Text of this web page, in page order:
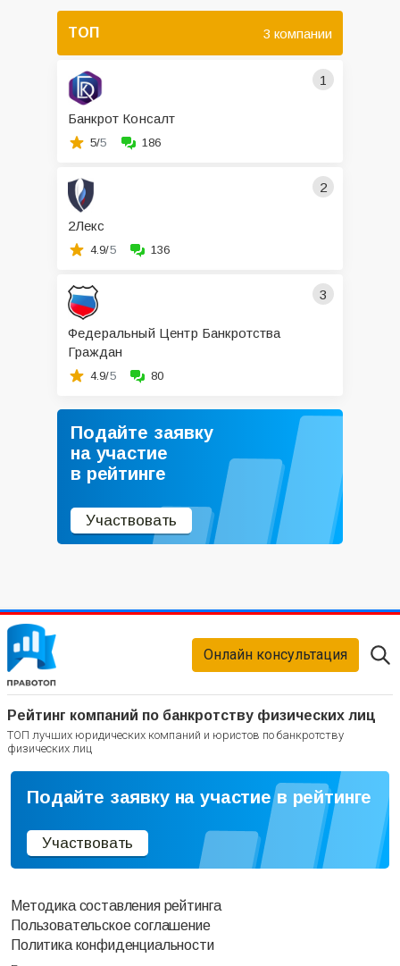
ТОП 3 компании
1
Банкрот Консалт
5/5 186
2
2Лекс
4.9/5 136
3
Федеральный Центр Банкротства
Граждан
4.9/5 80
Подайте заявку
на участие
в рейтинге
Участвовать
Рейтинг компаний по банкротству физических лиц
ТОП лучших юридических компаний и юристов по банкротству
физических лиц
Онлайн консультация
Подайте заявку на участие в рейтинге
Участвовать
Методика составления рейтинга
Пользовательское соглашение
Политика конфиденциальности